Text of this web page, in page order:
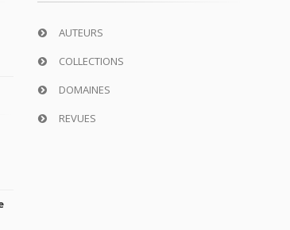
AUTEURS
COLLECTIONS
DOMAINES
REVUES